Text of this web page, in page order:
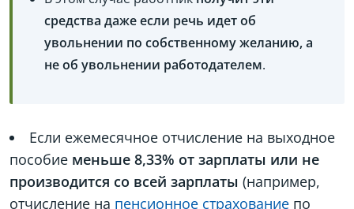
средства даже если речь идет об
увольнении по собственному желанию, а
не об увольнении работодателем.
Если ежемесячное отчисление на выходное
пособие меньше 8,33% от зарплаты или не
производится со всей зарплаты (например,
отчисление на пенсионное страхование по